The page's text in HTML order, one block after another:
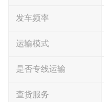
发车频率
运输模式
是否专线运输
查货服务